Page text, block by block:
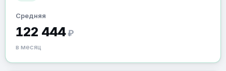
Средняя
122 444 ₽
в месяц